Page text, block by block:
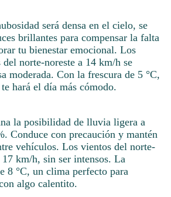
será densa en el cielo, se
brillantes para compensar la falta
tu bienestar emocional. Los
norte-noreste a 14 km/h se
moderada. Con la frescura de 5 °C,
hará el día más cómodo.
la posibilidad de lluvia ligera a
Conduce con precaución y mantén
vehículos. Los vientos del norte-
km/h, sin ser intensos. La
8 °C, un clima perfecto para
algo calentito.